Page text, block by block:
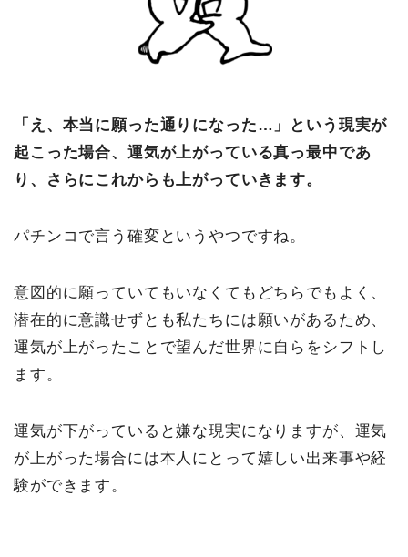
「え、本当に願った通りになった…」という現実が
起こった場合、運気が上がっている真っ最中であ
り、さらにこれからも上がっていきます。
パチンコで言う確変というやつですね。
意図的に願っていてもいなくてもどちらでもよく、
潜在的に意識せずとも私たちには願いがあるため、
運気が上がったことで望んだ世界に自らをシフトし
ます。
運気が下がっていると嫌な現実になりますが、運気
が上がった場合には本人にとって嬉しい出来事や経
験ができます。